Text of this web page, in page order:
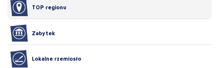
TOP regionu
Zabytek
Lokalne rzemiosło